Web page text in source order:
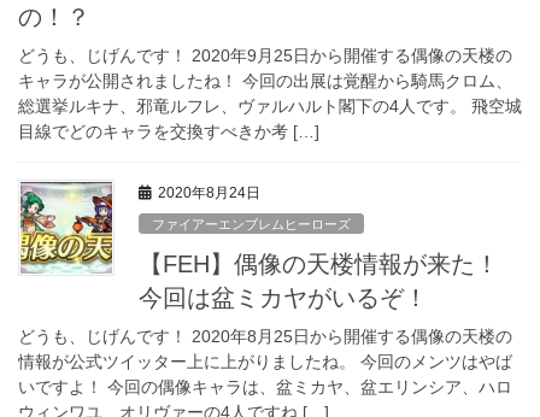
の！？
どうも、じげんです！ 2020年9月25日から開催する偶像の天楼の
キャラが公開されましたね！ 今回の出展は覚醒から騎馬クロム、
総選挙ルキナ、邪竜ルフレ、ヴァルハルト閣下の4人です。 飛空城
目線でどのキャラを交換すべきか考 […]
2020年8月24日
ファイアーエンブレムヒーローズ
【FEH】偶像の天楼情報が来た！
今回は盆ミカヤがいるぞ！
どうも、じげんです！ 2020年8月25日から開催する偶像の天楼の
情報が公式ツイッター上に上がりましたね。 今回のメンツはやば
いですよ！ 今回の偶像キャラは、盆ミカヤ、盆エリンシア、ハロ
ウィンワユ、オリヴァーの4人ですね […]